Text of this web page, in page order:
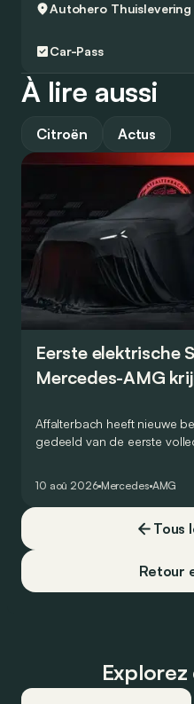
Autohero Thuislevering
Car-Pass
À lire aussi
Citroën Actus
Eerste elektrische
Mercedes-AMG
Affalterbach heeft nieuwe
gedeeld van de eerste
wordt echter nog niet
10 aoû 2026 Mercedes AMG
Tous
Retour